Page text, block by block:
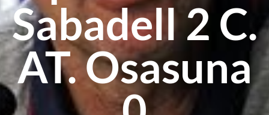
Sabadell 2 C.
AT. Osasuna